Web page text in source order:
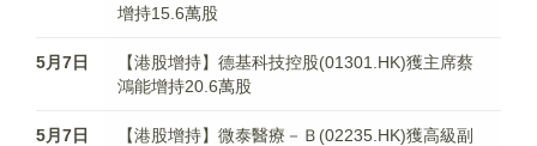
增持15.6萬股
5月7日
【港股增持】德基科技控股(01301.HK)獲主席蔡
鴻能增持20.6萬股
5月7日
【港股增持】微泰醫療－Ｂ(02235.HK)獲高級副